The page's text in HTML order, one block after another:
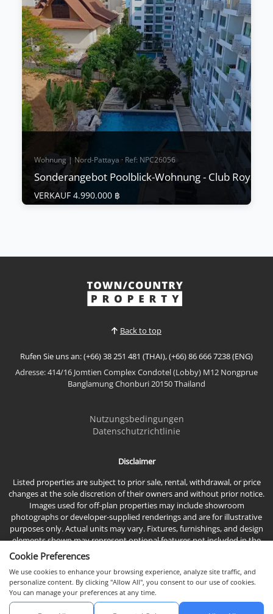
Club Royal — 𝗟𝗼𝘄-𝗥𝗶𝘀𝗲 𝗟𝗶𝘃𝗶𝗻𝗴 𝗮𝘁 𝗪𝗼𝗻𝗴𝗮𝗺𝗮𝘁 🌴
🌊 In der Nähe des ikonischen 𝗦𝗮𝗻𝗰𝘁𝘂𝗮𝗿𝘆 𝗼𝗳
𝗧𝗿𝘂𝘁𝗵 bietet Club Royal eine friedliche Auszeit im
begehrte
Mehr anzeigen
Wohnung | Nord-Pattaya · Ref: NPC26056
Sonderangebot Poolblick-Wohnung - Club Royal,
VERKAUF 4.990.000 ฿
Attraktive Wohnung mit Poolblick - Club Royal,
Wongamat Eine seltene Gelegenheit, ei
Mehr anzeigen
Back to top
Rufen Sie uns an: (+66) 38 251 481 (THAI), (+66) 86 666 7238 (ENG)
Adresse: 414/16 Jomtien Complex Condotel (Lobby) M12 Nongprue
Banglamung Chonburi 20150 Thailand
Nutzungsbedingungen
Datenschutzrichtlinie
Disclaimer
Listed properties are subject to prior sale, rental, withdrawal, or price
changes at the sole discretion of their owners and without prior notice.
Images used for off-plan properties may include showroom
photographs or developer-supplied renderings and are for illustrative
purposes only. Actual units may vary. Fixtures, furnishings, and design
elements shown may represent optional features not included in the
Cookie Preferences
We use cookies to enhance your browsing experience, analyze site traffic, and
personalize content. By clicking "Allow All", you consent to our use of cookies.
You can manage your preferences at any time.